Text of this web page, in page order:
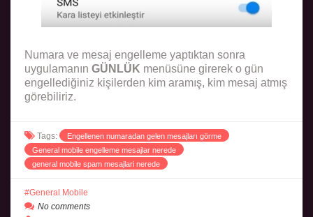
Numara ve mesaj engelleme yaptıktan sonra
uygulamanın GÜNLÜK menüsüne girerek o gün
engellediğiniz kişilerden kim aramış, kim mesaj atmış
görebiliriz.
Tags:
Engellenen numaradan gelen mesajları görme
General mobile engelleme mesajlar nerede
general mobile spam mesajlari nerede
General Mobile
No comments